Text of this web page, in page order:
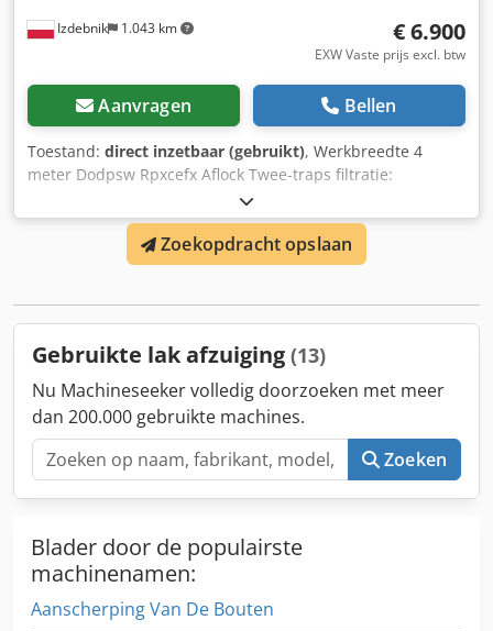
Izdebnik 1.043 km € 6.900
EXW Vaste prijs excl. btw
Aanvragen Bellen
Toestand: direct inzetbaar (gebruikt), Werkbreedte 4
meter Dodpsw Rpxcefx Aflock Twee-traps filtratie:
kartonnen filter + paint stop filtermat Bovenfilter voor
luchtcirculatie Werkplekverlichting
Ventilatormotorvermogen 4 kW Italiaanse productie
Elektrisch paneel met beschermingsklasse IP55
Zoekopdracht opslaan
Gebruikte lak afzuiging (13)
Nu Machineseeker volledig doorzoeken met meer
dan 200.000 gebruikte machines.
Zoeken
Blader door de populairste
machinenamen:
Aanscherping Van De Bouten